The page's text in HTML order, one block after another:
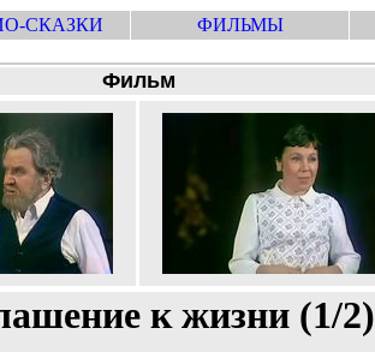
СКАЗКИ ФИЛЬМЫ
Фильм
к жизни (1/2)